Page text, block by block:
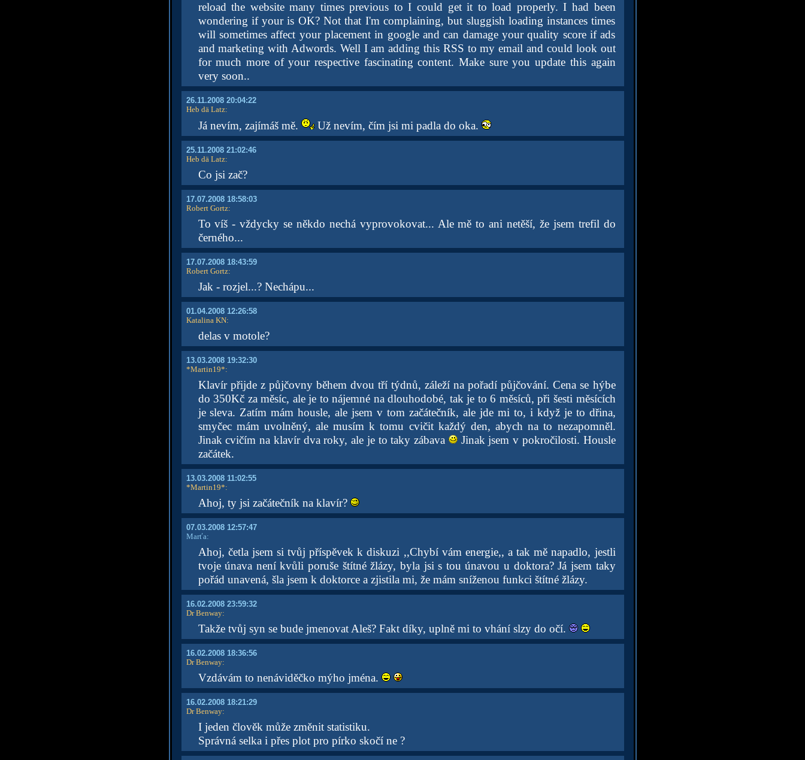
reload the website many times previous to I could get it to load properly. I had been
wondering if your is OK? Not that I'm complaining, but sluggish loading instances times
will sometimes affect your placement in google and can damage your quality score if ads
and marketing with Adwords. Well I am adding this RSS to my email and could look out
for much more of your respective fascinating content. Make sure you update this again
very soon..
26.11.2008 20:04:22
Heb dä Latz:
Já nevím, zajímáš mě. Už nevím, čím jsi mi padla do oka.
25.11.2008 21:02:46
Heb dä Latz:
Co jsi zač?
17.07.2008 18:58:03
Robert Gortz:
To víš - vždycky se někdo nechá vyprovokovat... Ale mě to ani netěší, že jsem trefil do
černého...
17.07.2008 18:43:59
Robert Gortz:
Jak - rozjel...? Nechápu...
01.04.2008 12:26:58
Katalina KN:
delas v motole?
13.03.2008 19:32:30
*Martin19*:
Klavír přijde z půjčovny během dvou tří týdnů, záleží na pořadí půjčování. Cena se hýbe
do 350Kč za měsíc, ale je to nájemné na dlouhodobé, tak je to 6 měsíců, při šesti měsících
je sleva. Zatím mám housle, ale jsem v tom začátečník, ale jde mi to, i když je to dřina,
smyčec mám uvolněný, ale musím k tomu cvičit každý den, abych na to nezapomněl.
Jinak cvičím na klavír dva roky, ale je to taky zábava
Jinak jsem v pokročilosti. Housle
začátek.
13.03.2008 11:02:55
*Martin19*:
Ahoj, ty jsi začátečník na klavír?
07.03.2008 12:57:47
Marťa:
Ahoj, četla jsem si tvůj příspěvek k diskuzi ,,Chybí vám energie,, a tak mě napadlo, jestli
tvoje únava není kvůli poruše štítné žlázy, byla jsi s tou únavou u doktora? Já jsem taky
pořád unavená, šla jsem k doktorce a zjistila mi, že mám sníženou funkci štítné žlázy.
16.02.2008 23:59:32
Dr Benway:
Takže tvůj syn se bude jmenovat Aleš? Fakt díky, uplně mi to vhání slzy do očí.
16.02.2008 18:36:56
Dr Benway:
Vzdávám to nenáviděčko mýho jména.
16.02.2008 18:21:29
Dr Benway:
I jeden člověk může změnit statistiku.
Správná selka i přes plot pro pírko skočí ne ?